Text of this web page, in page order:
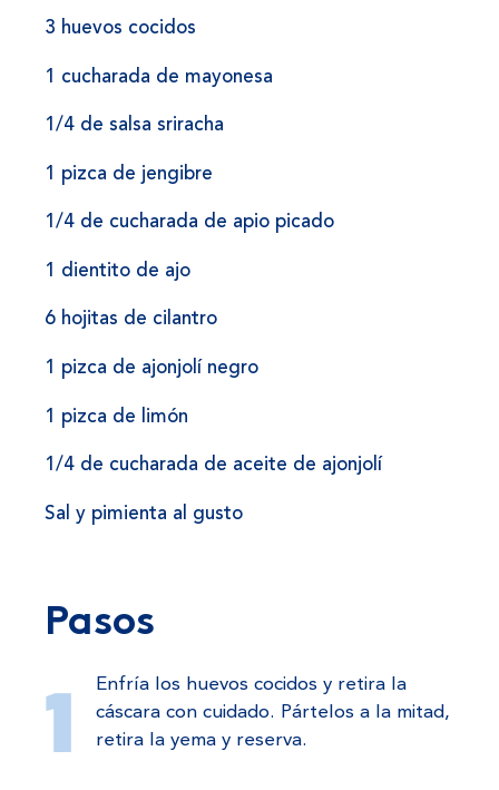
3 huevos cocidos
1 cucharada de mayonesa
1/4 de salsa sriracha
1 pizca de jengibre
1/4 de cucharada de apio picado
1 dientito de ajo
6 hojitas de cilantro
1 pizca de ajonjolí negro
1 pizca de limón
1/4 de cucharada de aceite de ajonjolí
Sal y pimienta al gusto
Pasos
Enfría los huevos cocidos y retira la
cáscara con cuidado. Pártelos a la mitad,
retira la yema y reserva.